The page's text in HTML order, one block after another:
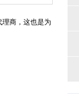
商，这也是为